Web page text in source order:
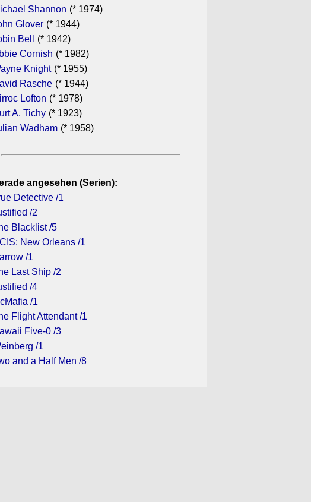
Shannon (* 1974)
Glover (* 1944)
Bell
(* 1942)
Cornish (* 1982)
Knight (* 1955)
Rasche (* 1944)
Lofton (* 1978)
A. Tichy (* 1923)
Wadham (* 1958)
angesehen (Serien):
Detective /1
/2
Blacklist /5
New Orleans /1
/1
Last Ship /2
/4
/1
Flight Attendant /1
Five-0 /3
/1
and a Half Men /8